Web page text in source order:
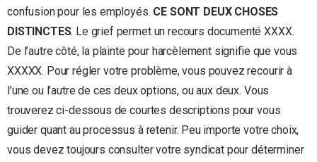
confusion pour les employés. CE SONT DEUX CHOSES
DISTINCTES. Le grief permet un recours documenté XXXX.
De l’autre côté, la plainte pour harcèlement signifie que vous
XXXXX. Pour régler votre problème, vous pouvez recourir à
l’une ou l’autre de ces deux options, ou aux deux. Vous
trouverez ci-dessous de courtes descriptions pour vous
guider quant au processus à retenir. Peu importe votre choix,
vous devez toujours consulter votre syndicat pour déterminer